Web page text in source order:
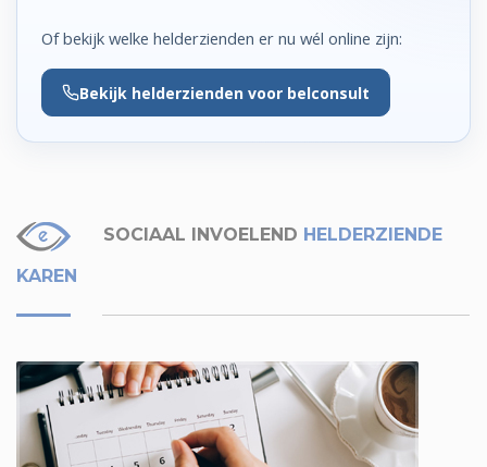
Of bekijk welke helderzienden er nu wél online zijn:
Bekijk helderzienden voor belconsult
SOCIAAL INVOELEND HELDERZIENDE
KAREN